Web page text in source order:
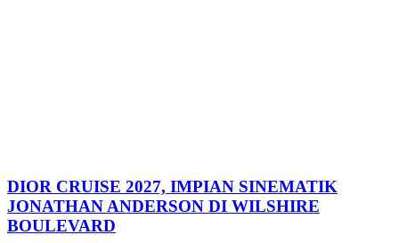
DIOR CRUISE 2027, IMPIAN SINEMATIK
JONATHAN ANDERSON DI WILSHIRE
BOULEVARD